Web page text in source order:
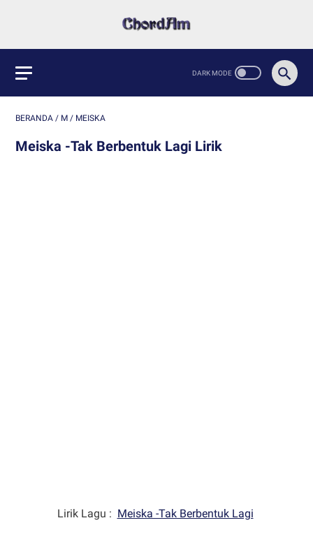
BERANDA / M / MEISKA
Meiska -Tak Berbentuk Lagi Lirik
Lirik Lagu : Meiska -Tak Berbentuk Lagi